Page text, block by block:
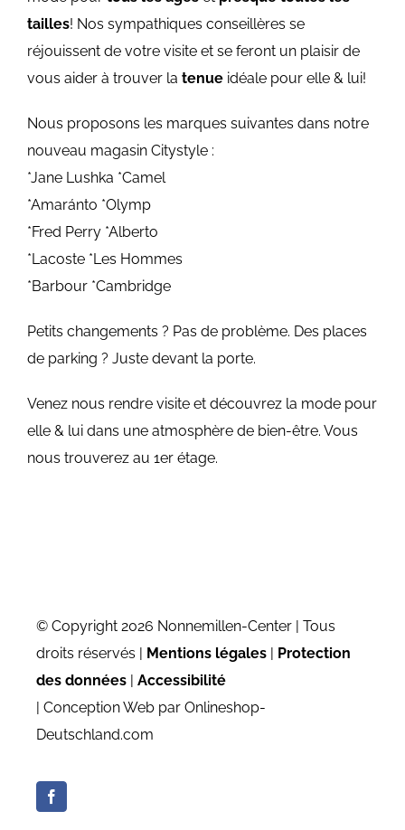
tailles! Nos sympathiques conseillères se
réjouissent de votre visite et se feront un plaisir de
vous aider à trouver la tenueidéale pour elle & lui!
Nous proposons les marques suivantes dans notre
nouveau magasin Citystyle :
*Jane Lushka *Camel
*Amaránto *Olymp
*Fred Perry *Alberto
*Lacoste *Les Hommes
*Barbour *Cambridge
Petits changements ? Pas de problème. Des places
de parking ? Juste devant la porte.
Venez nous rendre visite et découvrez la mode pour
elle & lui dans une atmosphère de bien-être. Vous
nous trouverez au 1er étage.
© Copyright 2026 Nonnemillen-Center | Tous
droits réservés | Mentions légales| Protection
des données| Accessibilité
| Conception Web par Onlineshop-
Deutschland.com